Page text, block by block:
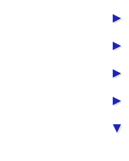
►
►
►
►
▼